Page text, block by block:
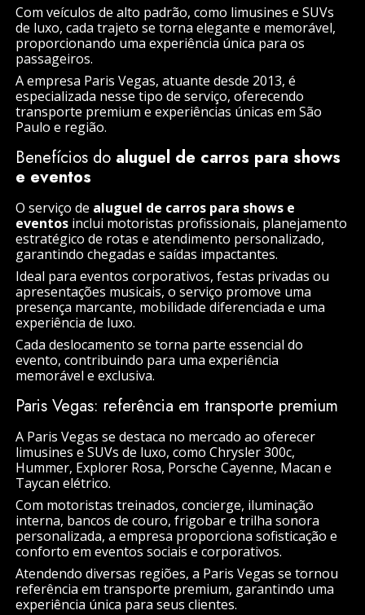
Com veículos de alto padrão, como limusines e SUVs
de luxo, cada trajeto se torna elegante e memorável,
proporcionando uma experiência única para os
passageiros.
A empresa Paris Vegas, atuante desde 2013, é
especializada nesse tipo de serviço, oferecendo
transporte premium e experiências únicas em São
Paulo e região.
Benefícios do aluguel de carros para shows
e eventos
O serviço de aluguel de carros para shows e
eventos inclui motoristas profissionais, planejamento
estratégico de rotas e atendimento personalizado,
garantindo chegadas e saídas impactantes.
Ideal para eventos corporativos, festas privadas ou
apresentações musicais, o serviço promove uma
presença marcante, mobilidade diferenciada e uma
experiência de luxo.
Cada deslocamento se torna parte essencial do
evento, contribuindo para uma experiência
memorável e exclusiva.
Paris Vegas: referência em transporte premium
A Paris Vegas se destaca no mercado ao oferecer
limusines e SUVs de luxo, como Chrysler 300c,
Hummer, Explorer Rosa, Porsche Cayenne, Macan e
Taycan elétrico.
Com motoristas treinados, concierge, iluminação
interna, bancos de couro, frigobar e trilha sonora
personalizada, a empresa proporciona sofisticação e
conforto em eventos sociais e corporativos.
Atendendo diversas regiões, a Paris Vegas se tornou
referência em transporte premium, garantindo uma
experiência única para seus clientes.